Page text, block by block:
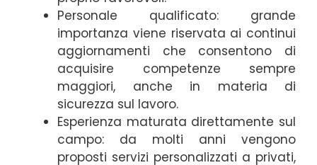
Personale qualificato: grande
importanza viene riservata ai continui
aggiornamenti che consentono di
acquisire competenze sempre
maggiori, anche in materia di
sicurezza sul lavoro.
Esperienza maturata direttamente sul
campo: da molti anni vengono
proposti servizi personalizzati a privati,